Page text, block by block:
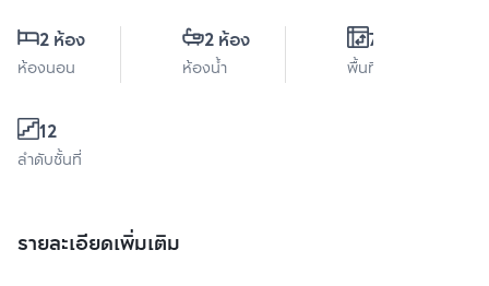
2 ห้อง
ห้องนอน
2 ห้อง
ห้องน้ำ
72 ตร.ม.
พื้นที่ใช้สอย
12
ลำดับชั้นที่
รายละเอียดเพิ่มเติม